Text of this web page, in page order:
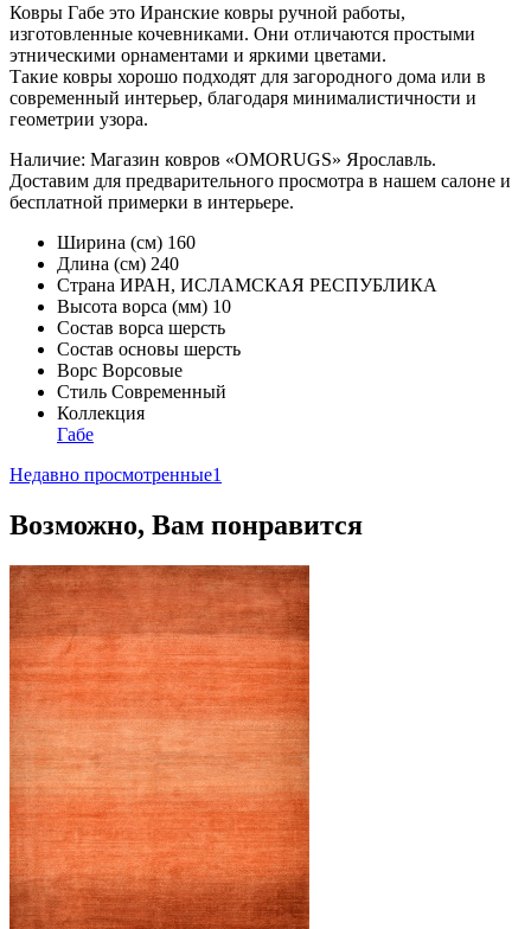
Ковры Габе это Иранские ковры ручной работы,
изготовленные кочевниками. Они отличаются простыми
этническими орнаментами и яркими цветами.
Такие ковры хорошо подходят для загородного дома или в
современный интерьер, благодаря минималистичности и
геометрии узора.
Наличие: Магазин ковров «OMORUGS» Ярославль.
Доставим для предварительного просмотра в нашем салоне и
бесплатной примерки в интерьере.
Ширина (см) 160
Длина (см) 240
Страна ИРАН, ИСЛАМСКАЯ РЕСПУБЛИКА
Высота ворса (мм) 10
Состав ворса шерсть
Состав основы шерсть
Ворс Ворсовые
Стиль Современный
Коллекция
Габе
Недавно просмотренные1
Возможно, Вам понравится